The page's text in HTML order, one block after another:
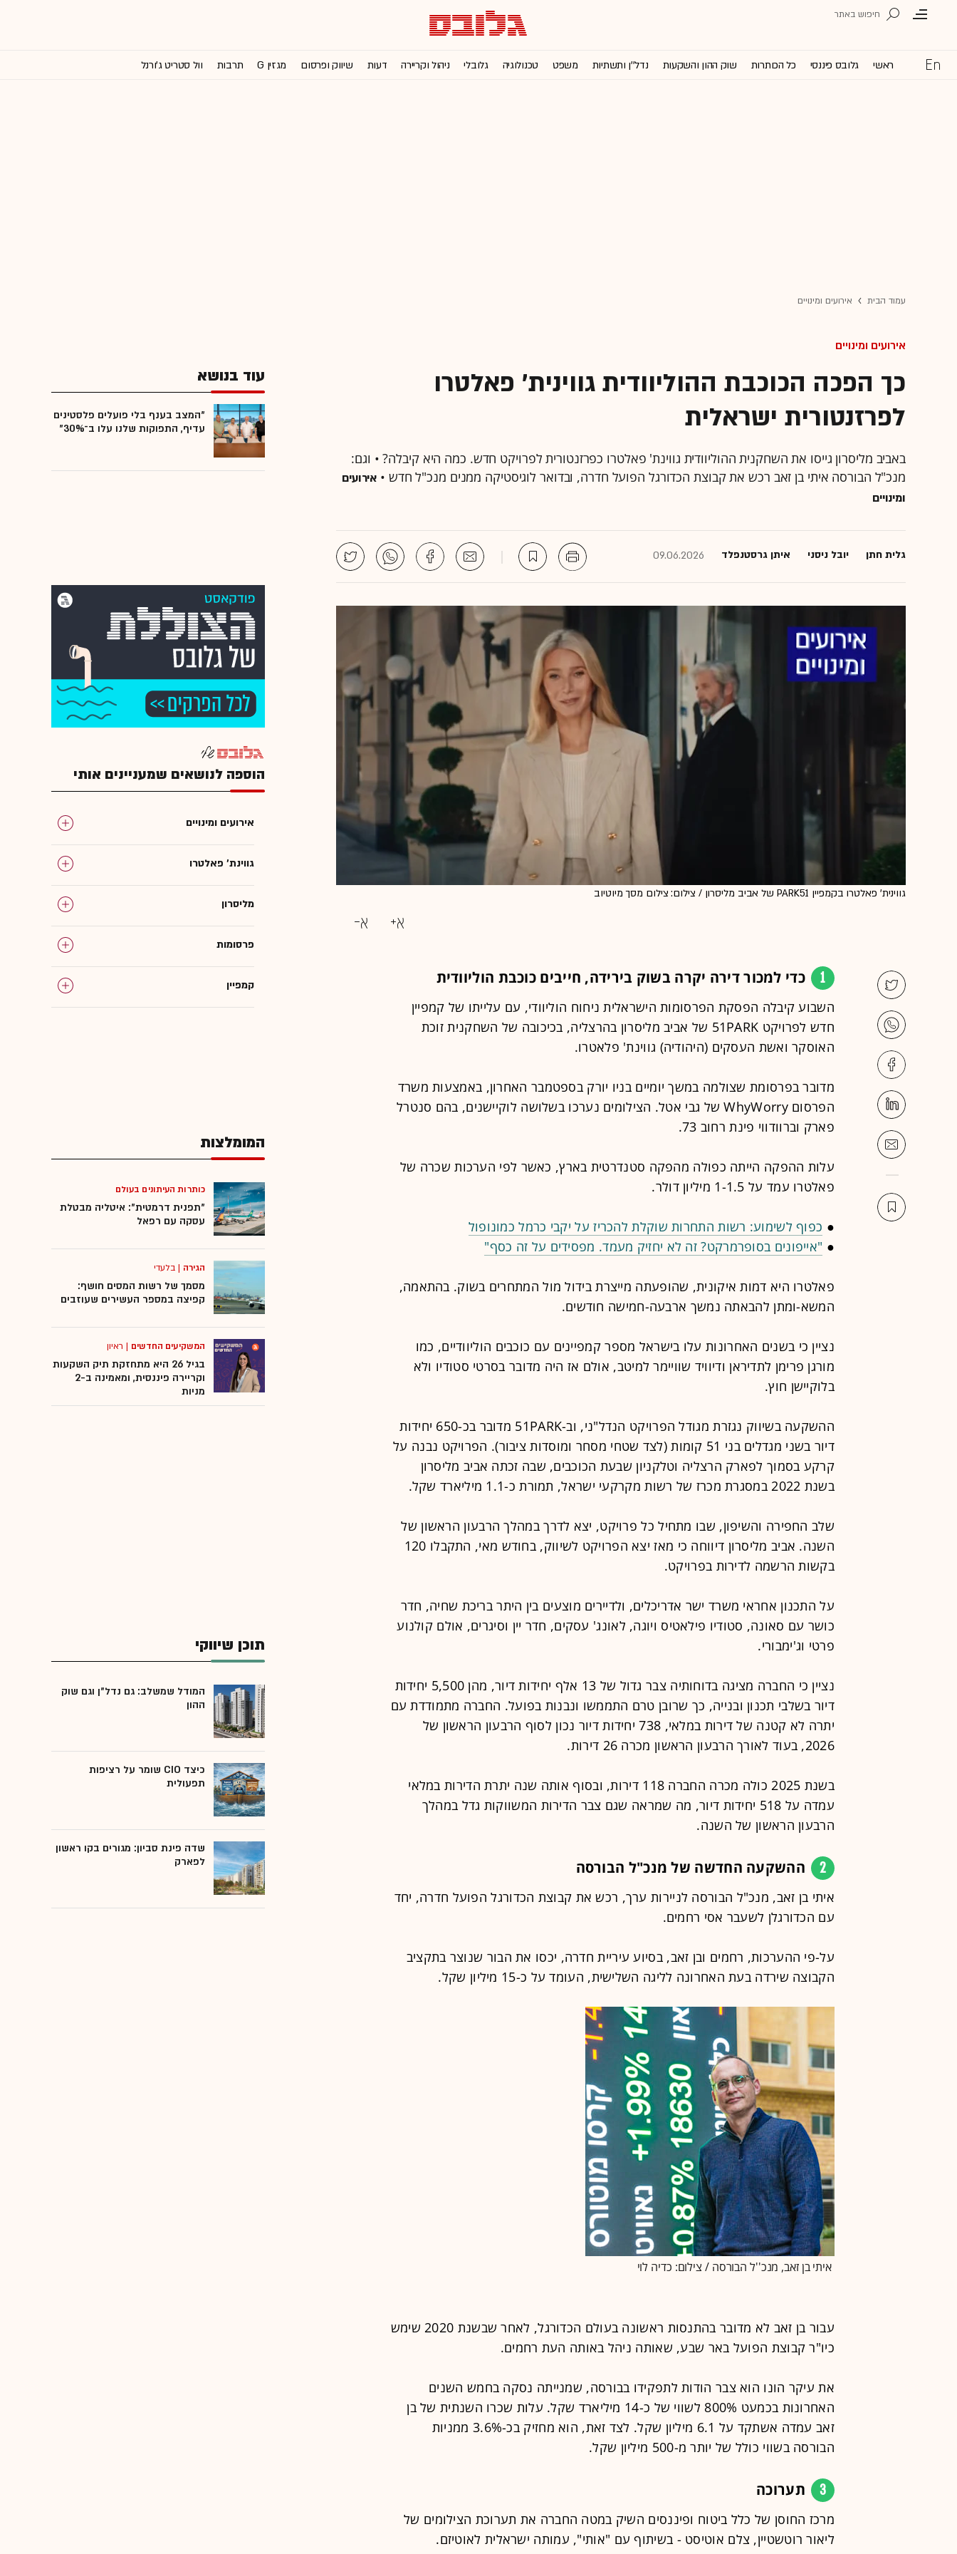
ראשי גלובס פיננסי כל הכותרות שוק ההון והשקעות נדל''ן ותשתיות משפט טכנולוגיה גלובלי ניהול וקריירה דעות שיווק ופרסום מגזין G תרבות וול סטריט ג'ורנל
עמוד הבית אירועים ומינויים
אירועים ומינויים
כך הפכה הכוכבת ההוליוודית גווינית' פאלטרו
לפרזנטורית ישראלית
באביב מליסרון גייסו את השחקנית ההוליוודית גווינת' פאלטרו כפרזנטורית לפרויקט חדש. כמה היא קיבלה? • וגם:
מנכ"ל הבורסה איתי בן זאב רכש את קבוצת הכדורגל הפועל חדרה, ובדואר לוגיסטיקה ממנים מנכ"ל חדש • אירועים
ומינויים
גלית חתן יובל ניסני איתן גרסטנפלד 09.06.2026
גווינית' פאלטרו בקמפיין PARK51 של אביב מליסרון / צילום: צילום מסך מיוטיוב
1 כדי למכור דירה יקרה בשוק בירידה, חייבים כוכבת הוליוודית
השבוע קיבלה הפסקת הפרסומות הישראלית ניחוח הוליוודי, עם עלייתו של קמפיין
חדש לפרויקט 51PARK של אביב מליסרון בהרצליה, בכיכובה של השחקנית זוכת
האוסקר ואשת העסקים (היהודיה) גווינת' פלאטרו.
מדובר בפרסומת שצולמה במשך יומיים בניו יורק בספטמבר האחרון, באמצעות משרד
הפרסום WhyWorry של גבי אטל. הצילומים נערכו בשלושה לוקיישנים, בהם סנטרל
פארק וברוודווי פינת רחוב 73.
עלות ההפקה הייתה כפולה מהפקה סטנדרטית בארץ, כאשר לפי הערכות שכרה של
פאלטרו עמד על 1-1.5 מיליון דולר.
● כפוף לשימוע: רשות התחרות שוקלת להכריז על יקבי כרמל כמונופול
● "אייפונים בסופרמרקט? זה לא יחזיק מעמד. מפסידים על זה כסף"
פאלטרו היא דמות איקונית, שהופעתה מייצרת בידול מול המתחרים בשוק. בהתאמה,
המשא-ומתן להבאתה נמשך ארבעה-חמישה חודשים.
נציין כי בשנים האחרונות עלו בישראל מספר קמפיינים עם כוכבים הוליוודיים, כמו
מורגן פרימן לתדיראן ודיוויד שוויימר למיטב, אולם אז היה מדובר בסרטי סטודיו ולא
בלוקיישן חוץ.
ההשקעה בשיווק נגזרת מגודל הפרויקט הנדל"ני, וב-51PARK מדובר בכ-650 יחידות
דיור בשני מגדלים בני 51 קומות (לצד שטחי מסחר ומוסדות ציבור). הפרויקט נבנה על
קרקע בסמוך לפארק הרצליה וטלקניון שבעת הכוכבים, שבה זכתה אביב מליסרון
בשנת 2022 במסגרת מכרז של רשות מקרקעי ישראל, תמורת כ-1.1 מיליארד שקל.
שלב החפירה והשיפון, שבו מתחיל כל פרויקט, יצא לדרך במהלך הרבעון הראשון של
השנה. אביב מליסרון דיווחה כי מאז יצא הפרויקט לשיווק, בחודש מאי, התקבלו 120
בקשות הרשמה לדירות בפרויקט.
על התכנון אחראי משרד ישר אדריכלים, ולדיירים מוצעים בין היתר בריכת שחיה, חדר
כושר עם סאונה, סטודיו פילאטיס ויוגה, לאונג' עסקים, חדר יין וסיגרים, אולם קולנוע
פרטי וג'ימבורי.
נציין כי החברה מציגה בדוחותיה צבר גדול של 13 אלף יחידות דיור, מהן 5,500 יחידות
דיור בשלבי תכנון ובנייה, כך שרובן טרם התממשו ונבנות בפועל. החברה מתמודדת עם
יתרה לא קטנה של דירות במלאי, 738 יחידות דיור נכון לסוף הרבעון הראשון של
2026, בעוד לאורך הרבעון הראשון מכרה 26 דירות.
בשנת 2025 כולה מכרה החברה 118 דירות, ובסוף אותה שנה יתרת הדירות במלאי
עמדה על 518 יחידות דיור, מה שמראה שגם צבר הדירות המשווקות גדל במהלך
הרבעון הראשון של השנה.
2 ההשקעה החדשה של מנכ"ל הבורסה
איתי בן זאב, מנכ"ל הבורסה לניירות ערך, רכש את קבוצת הכדורגל הפועל חדרה, יחד
עם הכדורגלן לשעבר אסי רחמים.
על-פי ההערכות, רחמים ובן זאב, בסיוע עיריית חדרה, יכסו את הבור שנוצר בתקציב
הקבוצה שירדה בעת האחרונה לליגה השלישית, העומד על כ-15 מיליון שקל.
איתי בן זאב, מנכ''ל הבורסה / צילום: כדיה לוי
עבור בן זאב לא מדובר בהתנסות ראשונה בעולם הכדורגל, לאחר שבשנת 2020 שימש
כיו"ר קבוצת הפועל באר שבע, שאותה ניהל באותה העת רחמים.
את עיקר הונו הוא צבר הודות לתפקידו בבורסה, שמנייתה נסקה בחמש השנים
האחרונות בכמעט 800% לשווי של כ-14 מיליארד שקל. עלות שכרו השנתית של בן
זאב עמדה אשתקד על 6.1 מיליון שקל. לצד זאת, הוא מחזיק בכ-3.6% ממניות
הבורסה בשווי כולל של יותר מ-500 מיליון שקל.
3 תערוכה
מרכז החוסן של כלל ביטוח ופיננסים השיק במטה החברה את תערוכת הצילומים של
ליאור רוטשטיין, צלם אוטיסט - בשיתוף עם "אותי", עמותה ישראלית לאוטיזם.
עוד בנושא
"המצב בענף בלי פועלים פלסטינים
עדיף, התפוקות שלנו עלו ב־30%"
הוספה לנושאים שמעניינים אותי
אירועים ומינויים
גווינת' פאלטרו
מליסרון
פרסומות
קמפיין
תערוכה
צילום
מינוי בכירים
פרזנטור
המומלצות
כותרות העיתונים בעולם
"תפנית דרמטית": איטליה מבטלת
עסקה עם רפאל
הגירה |בלעדי
מסמך של רשות המסים חושף:
קפיצה במספר העשירים שעוזבים
המשקיעים החדשים | ראיון
בגיל 26 היא מתחזקת תיק השקעות
וקריירה פיננסית, ומאמינה ב-2
מניות
תוכן שיווקי
המודל שמשלב: גם נדל"ן וגם שוק
ההון
כיצד CIO שומר על רציפות
תפעולית
שדה פינת סביון: מגורים בקו ראשון
לפארק